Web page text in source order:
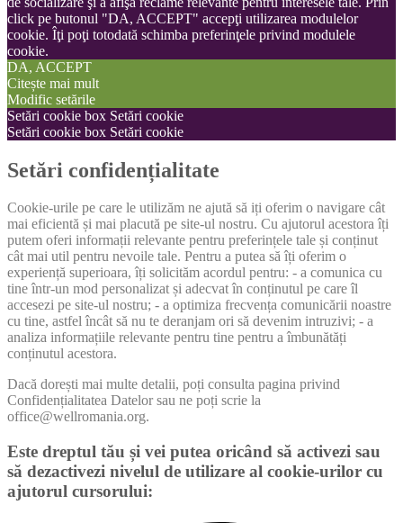
click pe butonul "DA, ACCEPT" accepţi utilizarea modulelor
cookie. Îţi poţi totodată schimba preferinţele privind modulele
cookie.
DA, ACCEPT
Citește mai mult
Modific setările
Setări cookie box Setări cookie
Setări cookie box Setări cookie
Setări confidențialitate
Cookie-urile pe care le utilizăm ne ajută să iți oferim o navigare cât
mai eficientă și mai placută pe site-ul nostru. Cu ajutorul acestora îți
putem oferi informații relevante pentru preferințele tale și conținut
cât mai util pentru nevoile tale. Pentru a putea să îți oferim o
experiență superioara, îți solicităm acordul pentru: - a comunica cu
tine într-un mod personalizat și adecvat în conținutul pe care îl
accesezi pe site-ul nostru; - a optimiza frecvența comunicării noastre
cu tine, astfel încât să nu te deranjam ori să devenim intruzivi; - a
analiza informațiile relevante pentru tine pentru a îmbunătăți
conținutul acestora.
Dacă dorești mai multe detalii, poți consulta pagina privind
Confidențialitatea Datelor sau ne poți scrie la
office@wellromania.org.
Este dreptul tău și vei putea oricând să activezi sau
să dezactivezi nivelul de utilizare al cookie-urilor cu
ajutorul cursorului: